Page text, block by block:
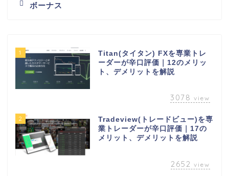
ボーナス
1
Titan(タイタン) FXを専業トレ
ーダーが辛口評価｜12のメリッ
ト、デメリットを解説
3078 view
2
Tradeview(トレードビュー)を専
業トレーダーが辛口評価｜17の
メリット、デメリットを解説
2652 view